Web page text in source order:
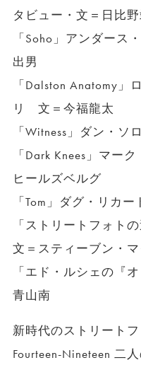
タビュー・文＝日比
「Soho」アンダー
出男
「Dalston Anatomy
リ 文＝今福龍太
「Witness」ダン・
「Dark Knees」マー
ヒールズベルグ
「Tom」ダグ・リカ
「ストリートフォト
文＝スティーブン・
「エド・ルシェの『
青山南
新時代のストリート
Fourteen-Nineteen 二